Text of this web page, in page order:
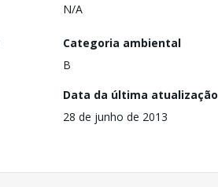
N/A
Categoria ambiental
B
Data da última atualização
28 de junho de 2013